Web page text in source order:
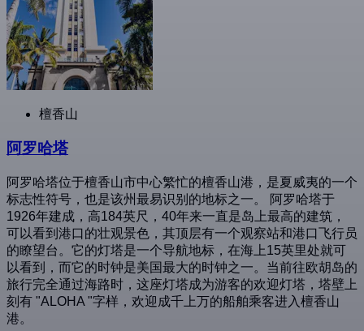
檀香山
阿罗哈塔
阿罗哈塔位于檀香山市中心繁忙的檀香山港，是夏威夷的一个
标志性符号，也是该州最易识别的地标之一。 阿罗哈塔于
1926年建成，高184英尺，40年来一直是岛上最高的建筑，
可以看到港口的壮观景色，其顶层有一个观察站和港口飞行员
的瞭望台。它的灯塔是一个导航地标，在海上15英里处就可
以看到，而它的时钟是美国最大的时钟之一。当前往欧胡岛的
旅行完全通过海路时，这座灯塔成为游客的欢迎灯塔，塔壁上
刻有 "ALOHA "字样，欢迎成千上万的船舶乘客进入檀香山
港。